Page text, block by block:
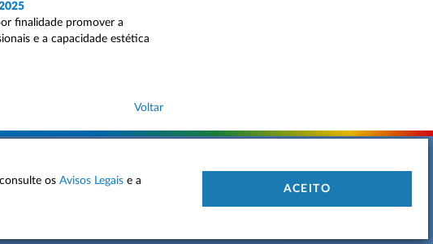
finalidade promover a
e a capacidade estética
Voltar
POLÍTICA DE PRIVACIDADE CONTACTOS
os Avisos Legais e a
ACEITO